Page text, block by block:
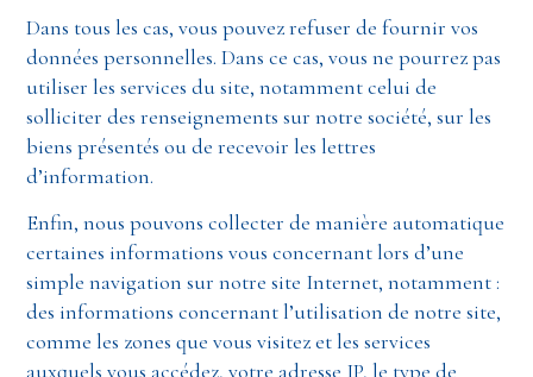
Dans tous les cas, vous pouvez refuser de fournir vos
données personnelles. Dans ce cas, vous ne pourrez pas
utiliser les services du site, notamment celui de
solliciter des renseignements sur notre société, sur les
biens présentés ou de recevoir les lettres
d’information.
Enfin, nous pouvons collecter de manière automatique
certaines informations vous concernant lors d’une
simple navigation sur notre site Internet, notamment :
des informations concernant l’utilisation de notre site,
comme les zones que vous visitez et les services
auxquels vous accédez, votre adresse IP, le type de